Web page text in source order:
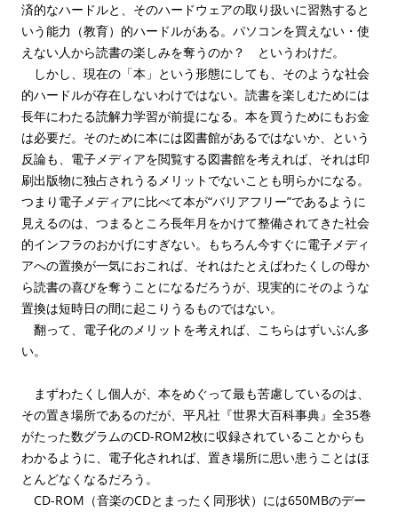
済的なハードルと、そのハードウェアの取り扱いに習熟すると
いう能力（教育）的ハードルがある。パソコンを買えない・使
えない人から読書の楽しみを奪うのか？ というわけだ。
しかし、現在の「本」という形態にしても、そのような社会
的ハードルが存在しないわけではない。読書を楽しむためには
長年にわたる読解力学習が前提になる。本を買うためにもお金
は必要だ。そのために本には図書館があるではないか、という
反論も、電子メディアを閲覧する図書館を考えれば、それは印
刷出版物に独占されうるメリットでないことも明らかになる。
つまり電子メディアに比べて本が“バリアフリー”であるように
見えるのは、つまるところ長年月をかけて整備されてきた社会
的インフラのおかげにすぎない。もちろん今すぐに電子メディ
アへの置換が一気におこれば、それはたとえばわたくしの母か
ら読書の喜びを奪うことになるだろうが、現実的にそのような
置換は短時日の間に起こりうるものではない。
翻って、電子化のメリットを考えれば、こちらはずいぶん多
い。
まずわたくし個人が、本をめぐって最も苦慮しているのは、
その置き場所であるのだが、平凡社『世界大百科事典』全35巻
がたった数グラムのCD-ROM2枚に収録されていることからも
わかるように、電子化されれば、置き場所に思い患うことはほ
とんどなくなるだろう。
CD-ROM（音楽のCDとまったく同形状）には650MBのデー